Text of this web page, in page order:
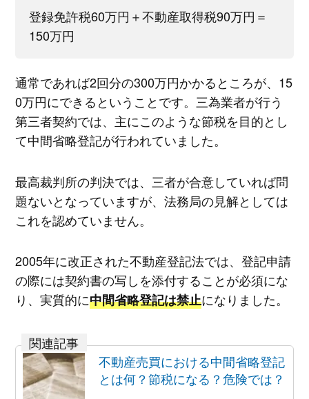
登録免許税60万円＋不動産取得税90万円＝
150万円
通常であれば2回分の300万円かかるところが、15
0万円にできるということです。三為業者が行う
第三者契約では、主にこのような節税を目的とし
て中間省略登記が行われていました。
最高裁判所の判決では、三者が合意していれば問
題ないとなっていますが、法務局の見解としては
これを認めていません。
2005年に改正された不動産登記法では、登記申請
の際には契約書の写しを添付することが必須にな
り、実質的に中間省略登記は禁止になりました。
不動産売買における中間省略登記
とは何？節税になる？危険では？